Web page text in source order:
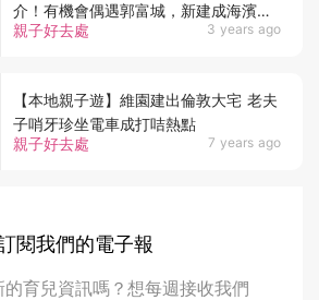
親子好去處 3 years ago
介！有機會偶遇郭富城，新建成海濱公
園望到維港夜景！
親子好去處 7 years ago
【本地親子遊】維園建出倫敦大宅 老夫
子哨牙珍坐電車成打咭熱點
閱我們的電子報
育兒資訊嗎？想每週接收我們